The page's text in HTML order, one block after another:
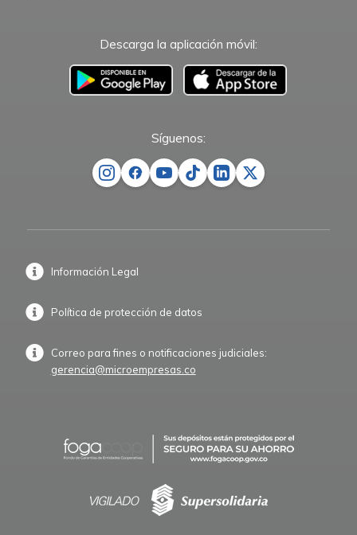
Descarga la aplicación móvil:
–
Síguenos:
Información Legal
Política de protección de datos
Correo para fines o notificaciones judiciales:
gerencia@microempresas.co